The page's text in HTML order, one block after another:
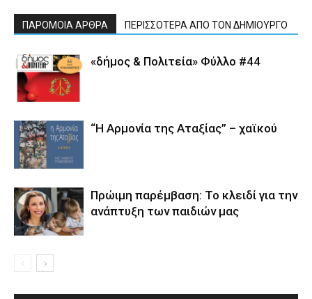
ΠΑΡΟΜΟΙΑ ΑΡΘΡΑ ΠΕΡΙΣΣΟΤΕΡΑ ΑΠΟ ΤΟΝ ΔΗΜΙΟΥΡΓΟ
«δήμος & Πολιτεία» Φύλλο #44
“Η Αρμονία της Αταξίας” – χαϊκού
Πρώιμη παρέμβαση: Το κλειδί για την
ανάπτυξη των παιδιών µας